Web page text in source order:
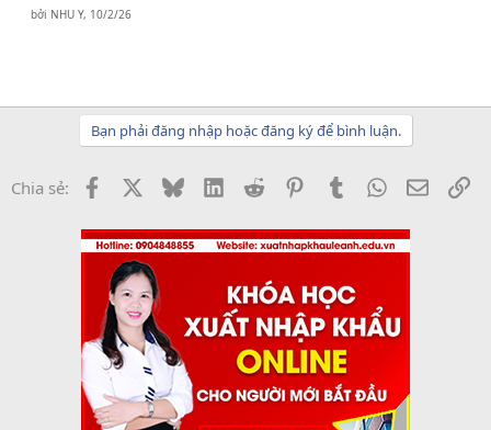
bởi NHU Y, 10/2/26
Bạn phải đăng nhập hoặc đăng ký để bình luận.
Chia sẻ: Facebook BlueskyLinkedInReddit PinterestTumblrWhatsApp
Email